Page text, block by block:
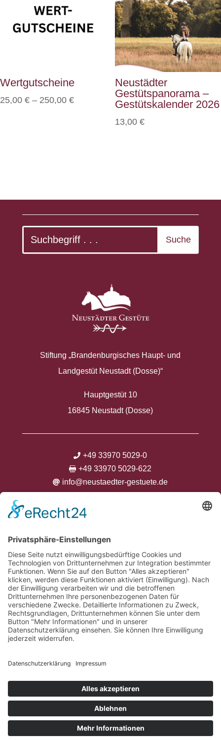
Wertgutscheine
25,00 € – 250,00 €
Neustädter
Gestütspanorama –
Gestütskalender 2026
13,00 €
Stiftung „Brandenburgisches Haupt- und
Landgestüt Neustadt (Dosse)“
Hauptgestüt 10
16845 Neustadt (Dosse)
 +49 33970 5029-0
 +49 33970 5029-622
 info@neustaedter-gestuete.de

Kontakt
Anfahrt
Datenschutzerklärung
Impressum
AGB
ANMELDUNG ZUM
NEWSLETTER